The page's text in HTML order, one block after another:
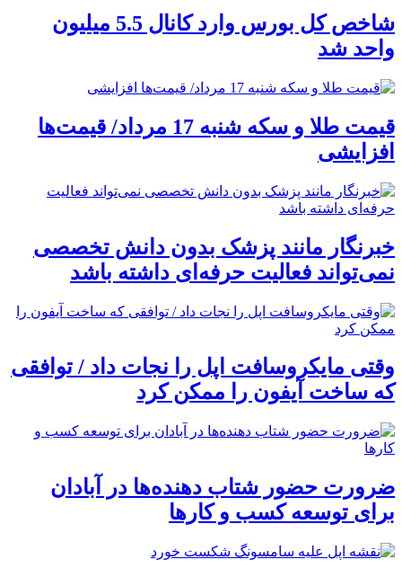
شاخص کل بورس وارد کانال 5.5 میلیون
واحد شد
قیمت طلا و سکه شنبه 17 مرداد/ قیمت‌ها
افزایشی
خبرنگار مانند پزشک بدون دانش تخصصی
نمی‌تواند فعالیت حرفه‌ای داشته باشد
وقتی مایکروسافت اپل را نجات داد / توافقی
که ساخت آیفون را ممکن کرد
ضرورت حضور شتاب ‌دهنده‌ها در آبادان
برای توسعه کسب‌ و کارها